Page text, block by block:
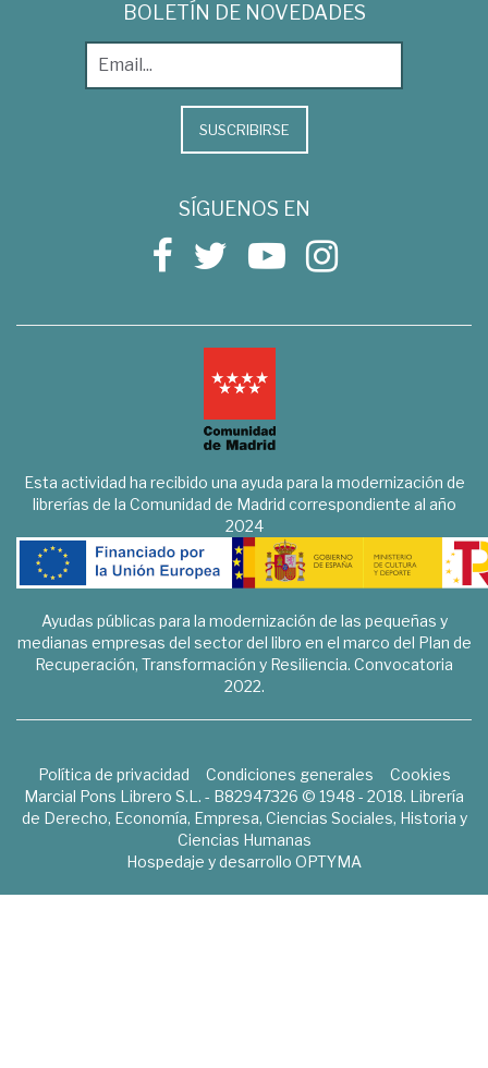
BOLETÍN DE NOVEDADES
SUSCRIBIRSE
SÍGUENOS EN
Esta actividad ha recibido una ayuda para la modernización de
librerías de la Comunidad de Madrid correspondiente al año
2024
Ayudas públicas para la modernización de las pequeñas y
medianas empresas del sector del libro en el marco del Plan de
Recuperación, Transformación y Resiliencia. Convocatoria
2022.
Política de privacidad Condiciones generales
Cookies
Marcial Pons Librero S.L. - B82947326 © 1948 - 2018. Librería
de Derecho, Economía, Empresa, Ciencias Sociales, Historia y
Ciencias Humanas
Hospedaje y desarrollo OPTYMA